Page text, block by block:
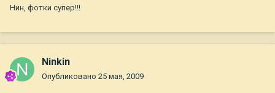
Нин, фотки супер!!!
Ninkin
Опубликовано 25 мая, 2009